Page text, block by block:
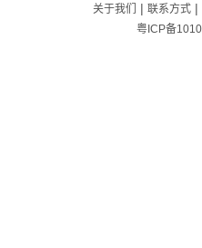
关于我们 | 联系方式|
粤ICP备